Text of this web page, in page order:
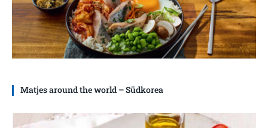
Matjes around the world – Südkorea